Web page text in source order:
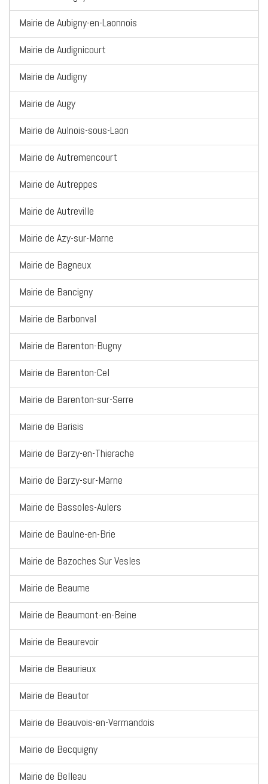
Mairie de Aubigny-en-Laonnois
Mairie de Audignicourt
Mairie de Audigny
Mairie de Augy
Mairie de Aulnois-sous-Laon
Mairie de Autremencourt
Mairie de Autreppes
Mairie de Autreville
Mairie de Azy-sur-Marne
Mairie de Bagneux
Mairie de Bancigny
Mairie de Barbonval
Mairie de Barenton-Bugny
Mairie de Barenton-Cel
Mairie de Barenton-sur-Serre
Mairie de Barisis
Mairie de Barzy-en-Thierache
Mairie de Barzy-sur-Marne
Mairie de Bassoles-Aulers
Mairie de Baulne-en-Brie
Mairie de Bazoches Sur Vesles
Mairie de Beaume
Mairie de Beaumont-en-Beine
Mairie de Beaurevoir
Mairie de Beaurieux
Mairie de Beautor
Mairie de Beauvois-en-Vermandois
Mairie de Becquigny
Mairie de Belleau